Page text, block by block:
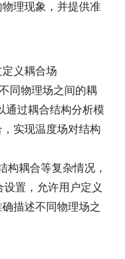
理现象，并提供准
义耦合场
同物理场之间的耦
通过耦合结构分析模
实现温度场对结构
构耦合等复杂情况，
置，允许用户定义
描述不同物理场之